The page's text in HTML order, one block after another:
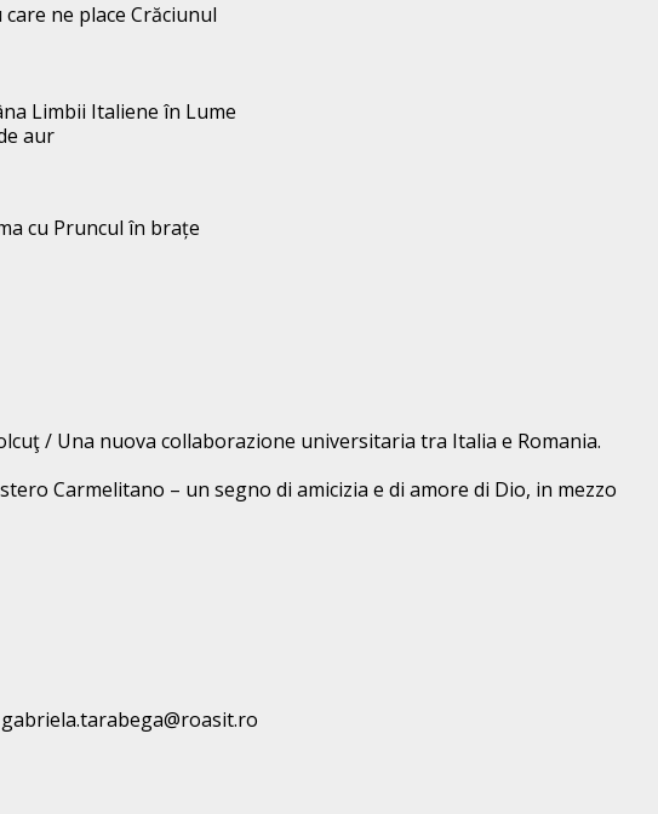
ne place Crăciunul
Limbii Italiene în Lume
aur
cu Pruncul în brațe
/ Una nuova collaborazione universitaria tra Italia e Romania.
Carmelitano – un segno di amicizia e di amore di Dio, in mezzo